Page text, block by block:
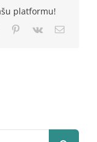
platformu!
Tumblr Pinterest
Vk Email